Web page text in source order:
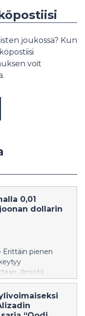
joukossa? Kun
voit
0,01
dollarin
Erittäin pienen
Ilmiötä
runsaasti päästöjä
tuore
maailman